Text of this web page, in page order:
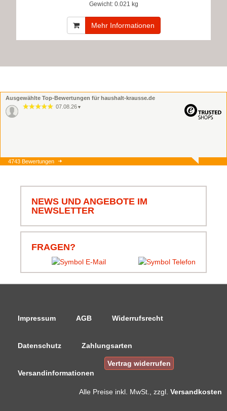
Gewicht: 0.021 kg
Mehr Informationen
Ausgewählte Top-Bewertungen für haushalt-krausse.de
07.08.26 ▼
07.08.26 ▼
Klammern und Korb.
4743 Bewertungen
NEWS UND ANGEBOTE IM
NEWSLETTER
FRAGEN?
Impressum AGB Widerrufsrecht
Datenschutz Zahlungsarten
Versandinformationen
Vertrag widerrufen
Alle Preise inkl. MwSt., zzgl. Versandkosten